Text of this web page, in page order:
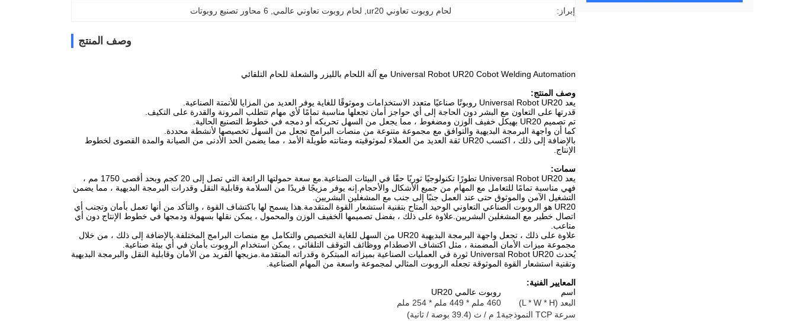
إبراز: لحام روبوت تعاوني ur20 لحام روبوت تعاوني عالمي 6 محاور تصنيع روبوتات
وصف المنتج
Universal Robot UR20 Cobot Welding Automation مع آلة اللحام بالليزر والشعلة للحام التلقائي
وصف المنتج:
يعد Universal Robot UR20 روبوتًا صناعيًا متعدد الاستخدامات وموثوقًا للغاية يوفر العديد من المزايا للأتمتة الصناعية.
قدرتها على التعاون مع البشر دون الحاجة إلى أي حواجز أمان تجعلها مناسبة تمامًا لأي مهام تتطلب المرونة والقدرة على التكيف.
تم تصميم UR20 بهيكل خفيف الوزن ومضغوط ، مما يجعل من السهل تحريكه أو دمجه في خطوط التصنيع الحالية.
كما أن واجهة البرمجة البديهية والتوافق مع مجموعة متنوعة من منصات البرامج تجعل من السهل تخصيصها لأنشطة محددة.
بالإضافة إلى ذلك ، اكتسب UR20 ثقة العديد من العملاء لموثوقيته ومتانته طويلة الأمد ، مما يضمن الحد الأدنى من الصيانة والمدة القصوى لخطوط
الإنتاج.
سمات:
يعد Universal Robot UR20 تطورًا تكنولوجيًا ثوريًا حقًا في البيئات الصناعية.مع سعة حمولتها الرائعة التي تصل إلى 20 كجم وبحد أقصى 1750 مم ،
فهي مناسبة تمامًا للتعامل مع المهام من جميع الأشكال والأحجام.إنه يوفر مزيجًا فريدًا من السلامة وقابلية النقل وقدرات البرمجة البديهية ، مما يضمن
التشغيل الآمن والموثوق حتى عند العمل جنبًا إلى جنب مع المشغلين البشريين.
UR20 هو الروبوت الصناعي التعاوني الوحيد المتاح بتقنية استشعار القوة المتقدمة.هذا يسمح لها باكتشاف القوة ، والتأكد من أنها تعمل بأمان وتجنب أي
اتصال خطير مع المشغلين البشريين.علاوة على ذلك ، بفضل تصميمها الخفيف الوزن والمحمول ، يمكن نقلها بسهولة ودمجها في خطوط الإنتاج دون أي
متاعب.
علاوة على ذلك ، تجعل واجهة البرمجة البديهية UR20 من السهل للغاية التخصيص والتكامل مع منصات البرامج المختلفة.بالإضافة إلى ذلك ، من خلال
مجموعة ميزات الأمان المضمنة ، مثل اكتشاف الاصطدام ووظائف التوقف التلقائي ، يمكن استخدام الروبوت بأمان في أي بيئة صناعية.
يُحدث Universal Robot UR20 ثورة في العمليات الصناعية بميزاته المبتكرة وقدراته المتقدمة.مزيجها الفريد من الأمان وقابلية النقل والبرمجة البديهية
وتقنية استشعار القوة الموثوقة تجعله الروبوت المثالي لمجموعة واسعة من المهام الصناعية.
المعايير الفنية:
اسم
روبوت عالمي UR20
البعد (L * W * H)
460 ملم * 449 ملم * 254 ملم
سرعة TCP النموذجية
1 م / ث (39.4 بوصة / ثانية)